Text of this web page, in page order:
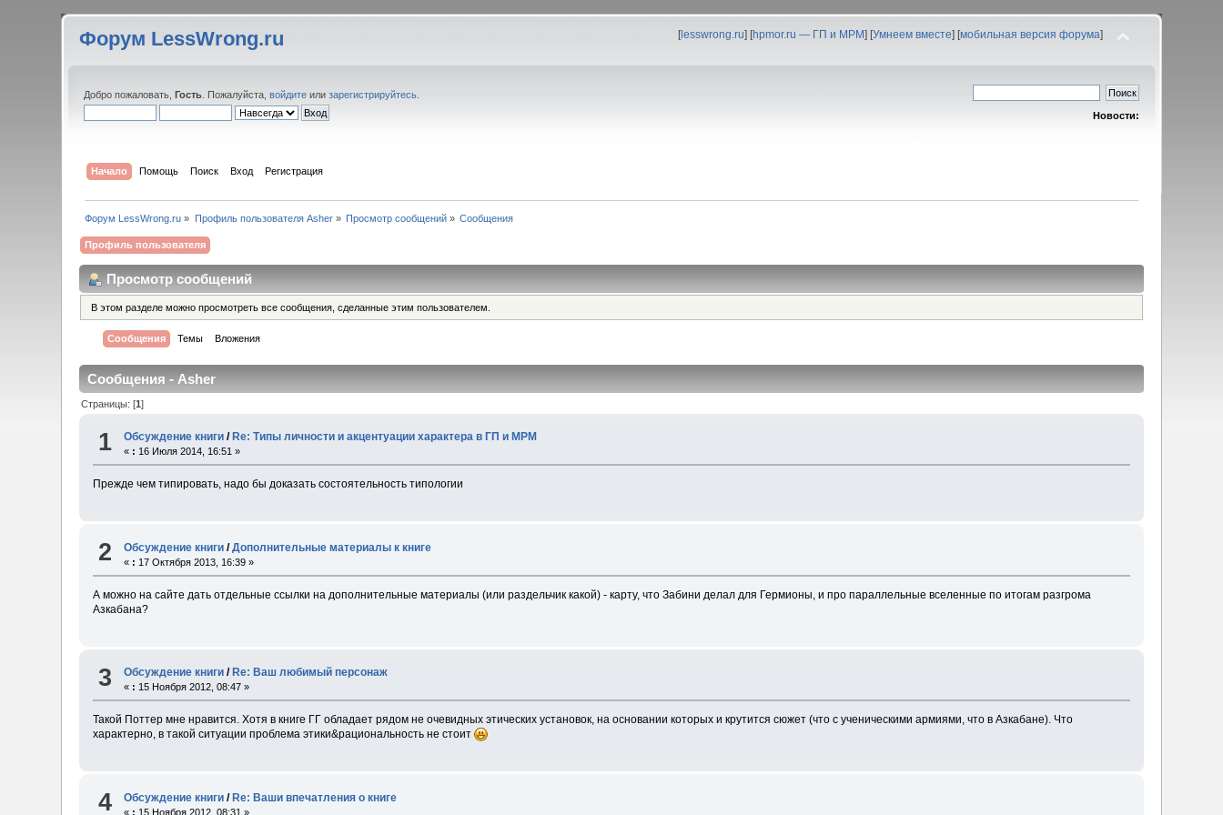
Форум LessWrong.ru [lesswrong.ru] [hpmor.ru — ГП и МРМ] [Умнеем вместе] [мобильная версия форума]
Добро пожаловать,Гость . Пожалуйста,войдите илизарегистрируйтесь
Новости:
Начало Помощь Поиск Вход Регистрация
Форум LessWrong.ru » Профиль пользователя Asher» Просмотр сообщений » Сообщения
Профиль пользователя
Просмотр сообщений
В этом разделе можно просмотреть все сообщения, сделанные этим пользователем.
Сообщения Темы Вложения
Сообщения - Asher
Страницы: [1]
1 Обсуждение книги / Re: Типы личности и акцентуации характера в ГП и МРМ
« : 16 Июля 2014, 16:51 »
Прежде чем типировать, надо бы доказать состоятельность типологии
2 Обсуждение книги /Дополнительные материалы к книге
« : 17 Октября 2013, 16:39 »
А можно на сайте дать отдельные ссылки на дополнительные материалы (или раздельчик какой) - карту, что Забини делал для Гермионы, и про параллельные вселенные по итогам разгрома
Азкабана?
3 Обсуждение книги / Re: Ваш любимый персонаж
« : 15 Ноября 2012, 08:47 »
Такой Поттер мне нравится. Хотя в книге ГГ обладает рядом не очевидных этических установок, на основании которых и крутится сюжет (что с ученическими армиями, что в Азкабане). Что
характерно, в такой ситуации проблема этики&рациональность не стоит
4 Обсуждение книги /Re: Ваши впечатления о книге
« : 15 Ноября 2012, 08:31 »